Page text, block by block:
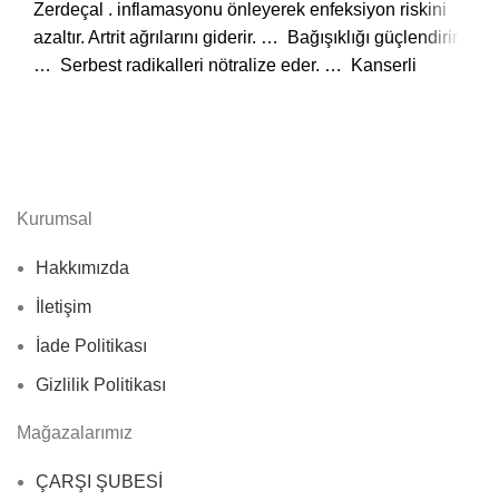
Zerdeçal . inflamasyonu önleyerek enfeksiyon riskini
azaltır. Artrit ağrılarını giderir. … Bağışıklığı güçlendirir.
… Serbest radikalleri nötralize eder. … Kanserli
Kurumsal
Hakkımızda
İletişim
İade Politikası
Gizlilik Politikası
Mağazalarımız
ÇARŞI ŞUBESİ